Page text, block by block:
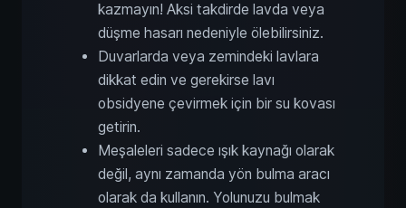
kazmayın! Aksi takdirde lavda veya
düşme hasarı nedeniyle ölebilirsiniz.
Duvarlarda veya zemindeki lavlara
dikkat edin ve gerekirse lavı
obsidyene çevirmek için bir su kovası
getirin.
Meşaleleri sadece ışık kaynağı olarak
değil, aynı zamanda yön bulma aracı
olarak da kullanın. Yolunuzu bulmak